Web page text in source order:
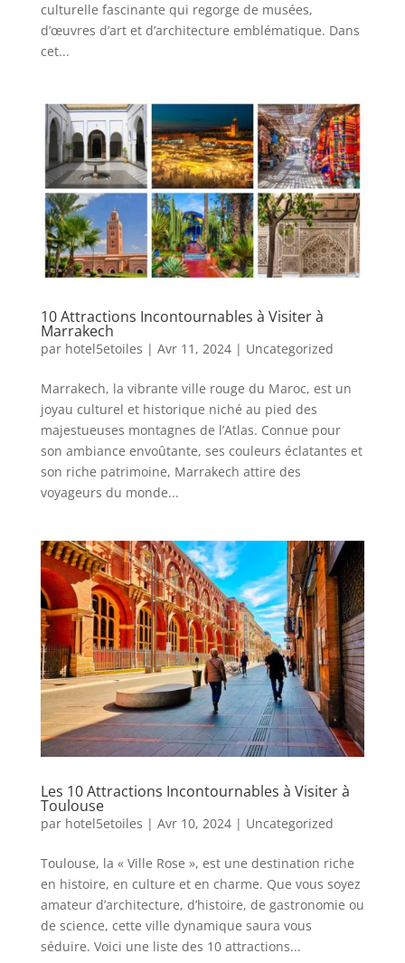
culturelle fascinante qui regorge de musées,
d’œuvres d’art et d’architecture emblématique. Dans
cet...
10 Attractions Incontournables à Visiter à
Marrakech
par hotel5etoiles | Avr 11, 2024| Uncategorized
Marrakech, la vibrante ville rouge du Maroc, est un
joyau culturel et historique niché au pied des
majestueuses montagnes de l’Atlas. Connue pour
son ambiance envoûtante, ses couleurs éclatantes et
son riche patrimoine, Marrakech attire des
voyageurs du monde...
Les 10 Attractions Incontournables à Visiter à
Toulouse
par hotel5etoiles | Avr 10, 2024| Uncategorized
Toulouse, la « Ville Rose », est une destination riche
en histoire, en culture et en charme. Que vous soyez
amateur d’architecture, d’histoire, de gastronomie ou
de science, cette ville dynamique saura vous
séduire. Voici une liste des 10 attractions...